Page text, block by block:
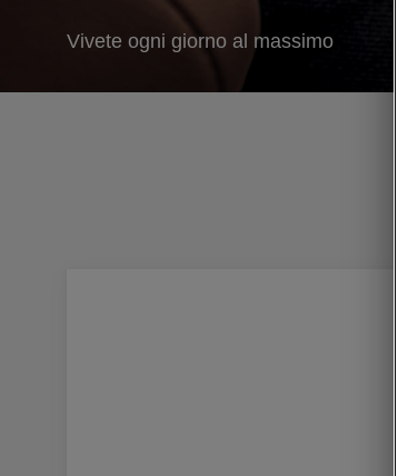
Vivete ogni giorno al massimo